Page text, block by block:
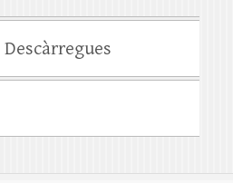
Descàrregues